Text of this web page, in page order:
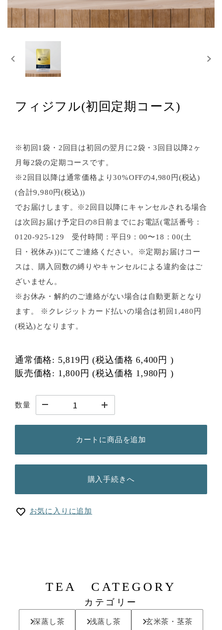
フィジフル(初回定期コース)
※初回1袋・2回目は初回の翌月に2袋・3回目以降2ヶ
月毎2袋の定期コースです。
※2回目以降は通常価格より30%OFFの4,980円(税込)
(合計9,980円(税込))
でお届けします。※2回目以降にキャンセルされる場合
は次回お届け予定日の8日前までにお電話(電話番号：
0120-925-129 受付時間：平日9：00〜18：00(土
日・祝休み))にてご連絡ください。※定期お届けコー
スは、購入回数の縛りやキャンセルによる違約金はご
ざいません。
※お休み・解約のご連絡がない場合は自動更新となり
ます。 ※クレジットカード払いの場合は初回1,480円
(税込)となります。
通常価格: 5,819円 (税込価格6,400円 )
販売価格: 1,800円 (税込価格 1,980円 )
数量
カートに商品を追加
購入手続きへ
お気に入りに追加
TEA CATEGORY
カテゴリー
深蒸し茶 浅蒸し茶 玄米茶・茎茶